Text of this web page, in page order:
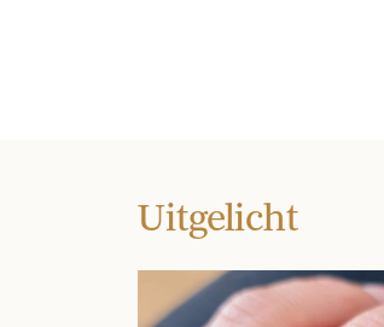
Uitgelicht